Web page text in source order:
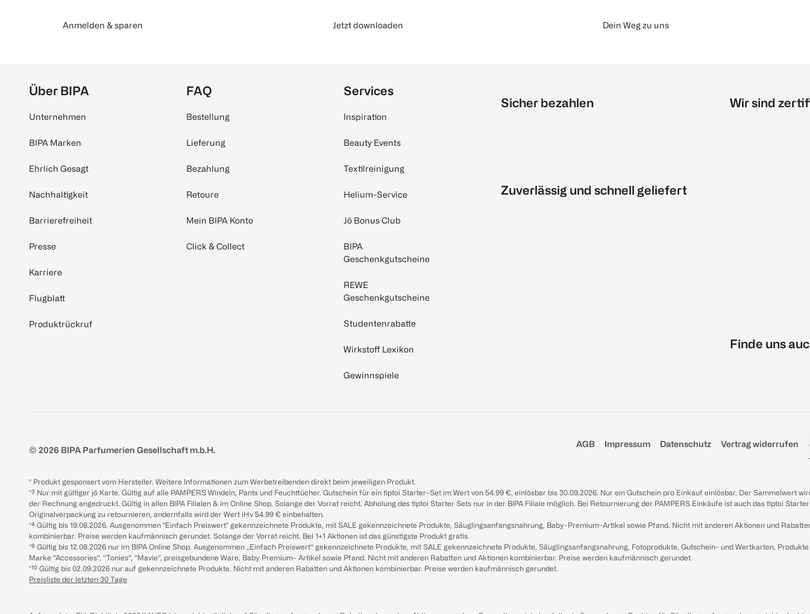
Anmelden & sparen Jetzt downloaden Dein Weg zu uns
Über BIPA
Unternehmen
BIPA Marken
Ehrlich Gesagt
Nachhaltigkeit
Barrierefreiheit
Presse
Karriere
Flugblatt
Produktrückruf
FAQ
Bestellung
Lieferung
Bezahlung
Retoure
Mein BIPA Konto
Click & Collect
Services
Inspiration
Beauty Events
Textilreinigung
Helium-Service
Jö Bonus Club
BIPA
Geschenkgutscheine
REWE
Geschenkgutscheine
Studentenrabatte
Wirkstoff Lexikon
Gewinnspiele
Sicher bezahlen
Zuverlässig und schnell geliefert
Wir sind
Finde uns
© 2026 BIPA Parfumerien Gesellschaft m.b.H.
AGB Impressum Datenschutz Vertrag widerrufen
* Produkt gesponsert vom Hersteller. Weitere Informationen zum Werbetreibenden direkt beim jeweiligen Produkt.
*³ Nur mit gültiger jö Karte. Gültig auf alle PAMPERS Windeln, Pants und Feuchttücher. Gutschein für ein tiptoi Starter-Set im Wert von 54.99 €, einlösbar bis 30.09.2026. Nur ein Gutschein pro Einkauf einlösbar. Der Sammelwert
der Rechnung angedruckt. Gültig in allen BIPA Filialen & im Online Shop. Solange der Vorrat reicht. Abholung des tiptoi Starter Sets nur in der BIPA Filiale möglich. Bei Retournierung der PAMPERS Einkäufe ist auch das tiptoi
Originalverpackung zu retournieren, andernfalls wird der Wert iHv 54.99 € einbehalten.
*⁴ Gültig bis 19.08.2026. Ausgenommen "Einfach Preiswert" gekennzeichnete Produkte, mit SALE gekennzeichnete Produkte, Säuglingsanfangsnahrung, Baby-Premium-Artikel sowie Pfand. Nicht mit anderen Aktionen und
kombinierbar. Preise werden kaufmännisch gerundet. Solange der Vorrat reicht. Bei 1+1 Aktionen ist das günstigste Produkt gratis.
*⁸ Gültig bis 12.08.2026 nur im BIPA Online Shop. Ausgenommen „Einfach Preiswert“ gekennzeichnete Produkte, mit SALE gekennzeichnete Produkte, Säuglingsanfangsnahrung, Fotoprodukte, Gutschein- und Wertkarten,
Marke “Accessories“, “Tonies“, “Mavie“, preisgebundene Ware, Baby Premium- Artikel sowie Pfand. Nicht mit anderen Rabatten und Aktionen kombinierbar. Preise werden kaufmännisch gerundet.
*¹⁰ Gültig bis 02.09.2026 nur auf gekennzeichnete Produkte. Nicht mit anderen Rabatten und Aktionen kombinierbar. Preise werden kaufmännisch gerundet.
Preisliste der letzten 30 Tage